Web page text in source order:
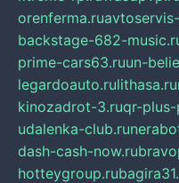
orenferma.ru
backstage-682-
prime-cars63.ruun-
legardoauto.rulithasa.ru
kinozadrot-3.ruqr-
udalenka-club.ru
dash-cash-now.ru
hotteygroup.ru